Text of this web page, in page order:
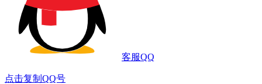
客服QQ
点击复制QQ号